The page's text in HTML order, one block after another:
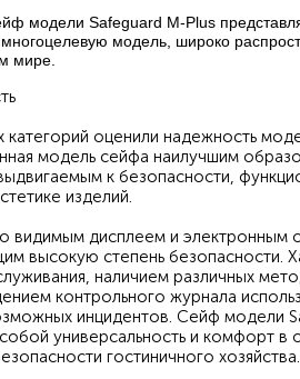
модели Safeguard M-Plus
модель, широко
мире.
категорий оценили надежность
модель сейфа наилучшим
к безопасности,
изделий.
видимым дисплеем и электронным
высокую степень безопасности.
наличием различных
контрольного журнала
инцидентов. Сейф модели
универсальность и комфорт в
гостиничного хозяйства.